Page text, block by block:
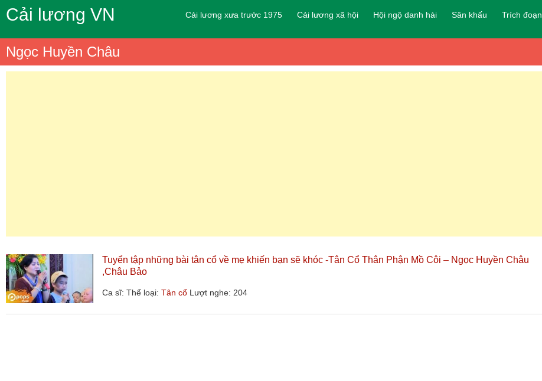
Cải lương VN Cải lương xưa trước 1975 Cải lương xã hội Hội ngộ danh hài Sân khấu Trích đoạn
Ngọc Huyền Châu
Tuyển tập những bài tân cổ về mẹ khiến bạn sẽ khóc -Tân Cổ Thân Phận Mồ Côi – Ngọc Huyền Châu
,Châu Bảo
Ca sĩ: Thể loại: Tân cổ Lượt nghe: 204